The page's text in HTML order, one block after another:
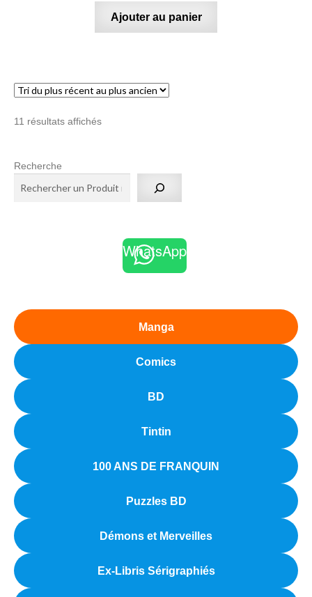
Ajouter au panier
11 résultats affichésTrié
au
Recherche
WhatsApp
Manga
Comics
BD
Tintin
100 ANS DE FRANQUIN
Puzzles BD
Démons et Merveilles
Ex-Libris Sérigraphiés